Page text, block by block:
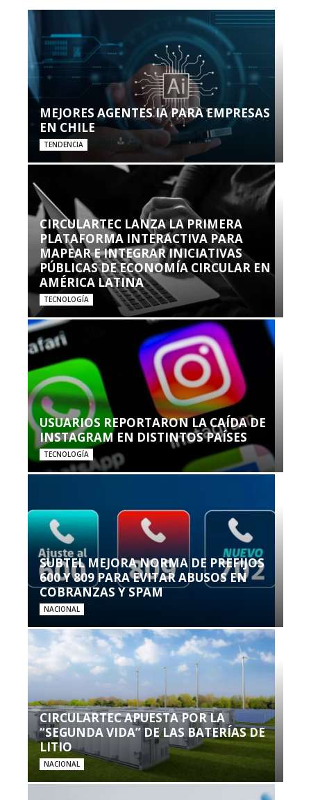
MEJORES AGENTES IA PARA EMPRESAS
EN CHILE
TENDENCIA
CIRCULARTEC LANZA LA PRIMERA
PLATAFORMA INTERACTIVA PARA
MAPEAR E INTEGRAR INICIATIVAS
PÚBLICAS DE ECONOMÍA CIRCULAR EN
AMÉRICA LATINA
TECNOLOGÍA
USUARIOS REPORTARON LA CAÍDA DE
INSTAGRAM EN DISTINTOS PAÍSES
TECNOLOGÍA
SUBTEL MEJORA NORMA DE PREFIJOS
600 Y 809 PARA EVITAR ABUSOS EN
COBRANZAS Y SPAM
NACIONAL
CIRCULARTEC APUESTA POR LA
“SEGUNDA VIDA” DE LAS BATERÍAS DE
LITIO
NACIONAL